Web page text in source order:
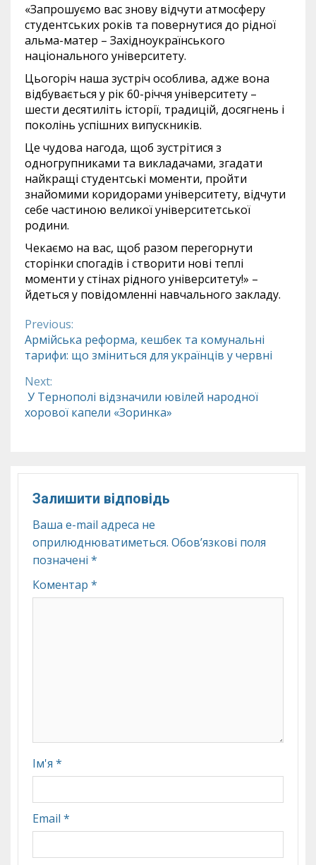
«Запрошуємо вас знову відчути атмосферу
студентських років та повернутися до рідної
альма-матер – Західноукраїнського
національного університету.
Цьогоріч наша зустріч особлива, адже вона
відбувається у рік 60-річчя університету –
шести десятиліть історії, традицій, досягнень і
поколінь успішних випускників.
Це чудова нагода, щоб зустрітися з
одногрупниками та викладачами, згадати
найкращі студентські моменти, пройти
знайомими коридорами університету, відчути
себе частиною великої університетської
родини.
Чекаємо на вас, щоб разом перегорнути
сторінки спогадів і створити нові теплі
моменти у стінах рідного університету!» –
йдеться у повідомленні навчального закладу.
Continue
Reading
Previous:
Армійська реформа, кешбек та комунальні
тарифи: що зміниться для українців у червні
Next:
У Тернополі відзначили ювілей народної
хорової капели «Зоринка»
Залишити відповідь
Ваша e-mail адреса не
оприлюднюватиметься. Обов’язкові поля
позначені *
Коментар *
Ім'я *
Email *